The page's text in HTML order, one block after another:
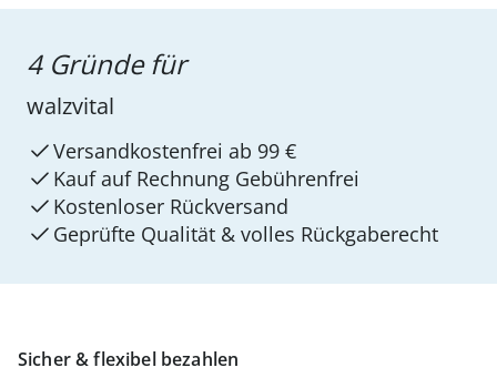
Sicher & flexibel bezahlen
4 Gründe für
walzvital
Versandkostenfrei ab 99 €
Kauf auf Rechnung Gebührenfrei
Kostenloser Rückversand
Geprüfte Qualität & volles Rückgaberecht